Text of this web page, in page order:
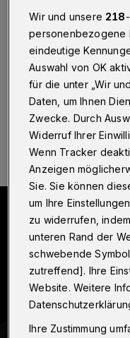
Water“ und „Voodoo
Gitarrensoli,
setze ich direkt zum
und Leser, ich bin
19.12.2021 , 11:00 Uhr
Wir und unsere 218
personenbezogene
eindeutige
Auswahl von OK
für die unter „Wir
Daten, um Ihnen
Zwecke. Durch
Widerruf Ihrer
Wenn Tracker
Anzeigen
Sie. Sie können
um Ihre
zu widerrufen,
unteren Rand der
schwebende
zutreffend]. Ihre
Website. Weitere
Ihre Zustimmung